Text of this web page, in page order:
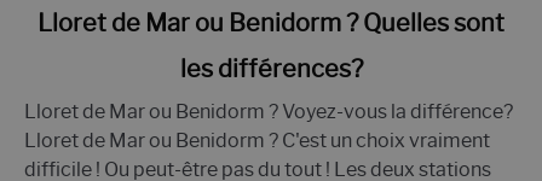
lien
de
Mar
ou
Lloret de Mar ou Benidorm ? Quelles sont
les différences?
Lloret de Mar ou Benidorm ? Voyez-vous la différence?
Lloret de Mar ou Benidorm ? C'est un choix vraiment
difficile ! Ou peut-être pas du tout ! Les deux stations